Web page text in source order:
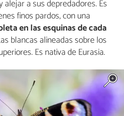
a sus depredadores. Es
finos pardos, con una
en las esquinas de cada
blancas alineadas sobre los
Es nativa de Eurasia.